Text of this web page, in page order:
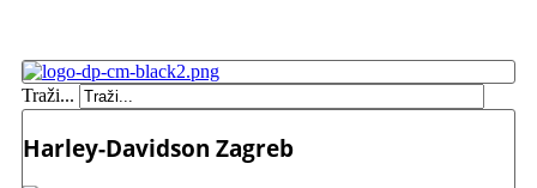
Traži...
Harley-Davidson Zagreb